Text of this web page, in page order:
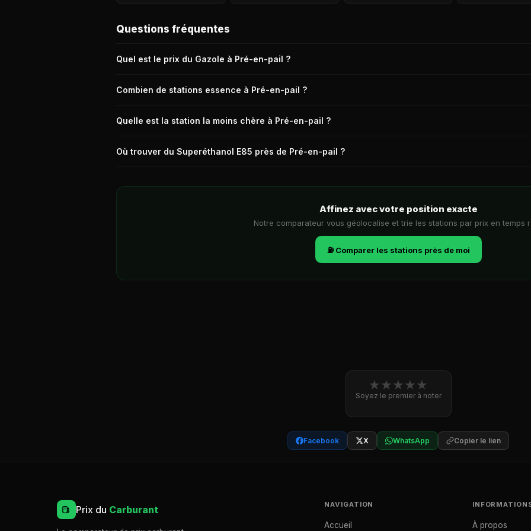
Questions fréquentes
Quel est le prix du Gazole à Pré-en-pail ?
2,094 €/L (prix relevé il y a 19h). Les tarifs sont issus du Ministère de l'Économie et actualisés en continu sur
Combien de stations essence à Pré-en-pail ?
(Saint-pierre-des-nids, Villaines-la-juhel, Bais et alentours). Données mises à jour il y a 19h.
Quelle est la station la moins chère à Pré-en-pail ?
€/L, SP95-E10 à 1,943 €/L. Prix relevé il y a 19h. Comparez toutes les stations dans le tableau ci-dessus.
Où trouver du Superéthanol E85 près de Pré-en-pail ?
est TotalEnergies Pré-en-pail (RN 12 ROUTE DE PARIS) à 0,835 €/L (relevé il y a 19h).
Affinez avec votre position exacte
Notre comparateur vous géolocalise et trie les stations par prix en temps
⛽ Comparer les stations près de moi
★★★★★
Soyez le premier à noter
Facebook X WhatsApp Copier le lien
Prix du Carburant NAVIGATION
Accueil À propos